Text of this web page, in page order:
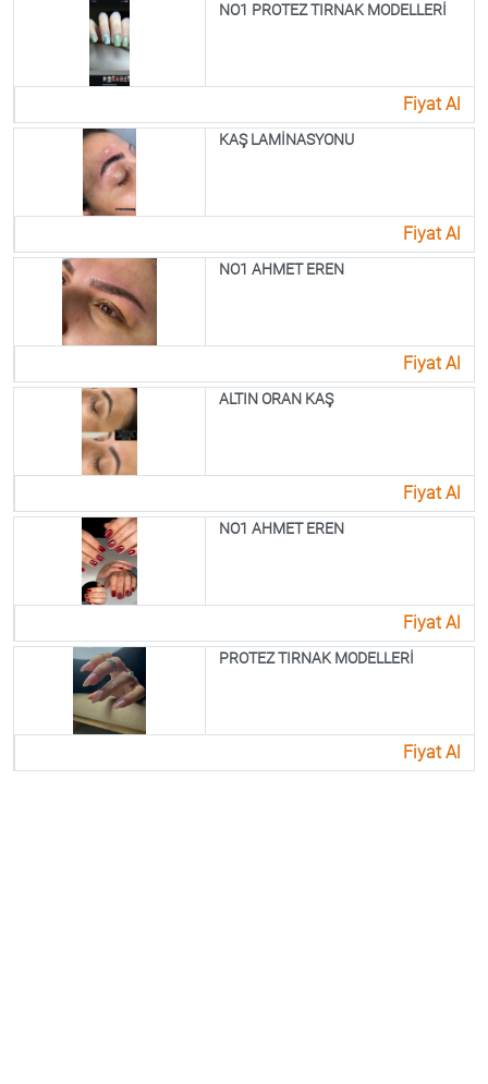
NO1 PROTEZ TIRNAK MODELLERİ
Fiyat Al
KAŞ LAMİNASYONU
Fiyat Al
NO1 AHMET EREN
Fiyat Al
ALTIN ORAN KAŞ
Fiyat Al
NO1 AHMET EREN
Fiyat Al
PROTEZ TIRNAK MODELLERİ
Fiyat Al